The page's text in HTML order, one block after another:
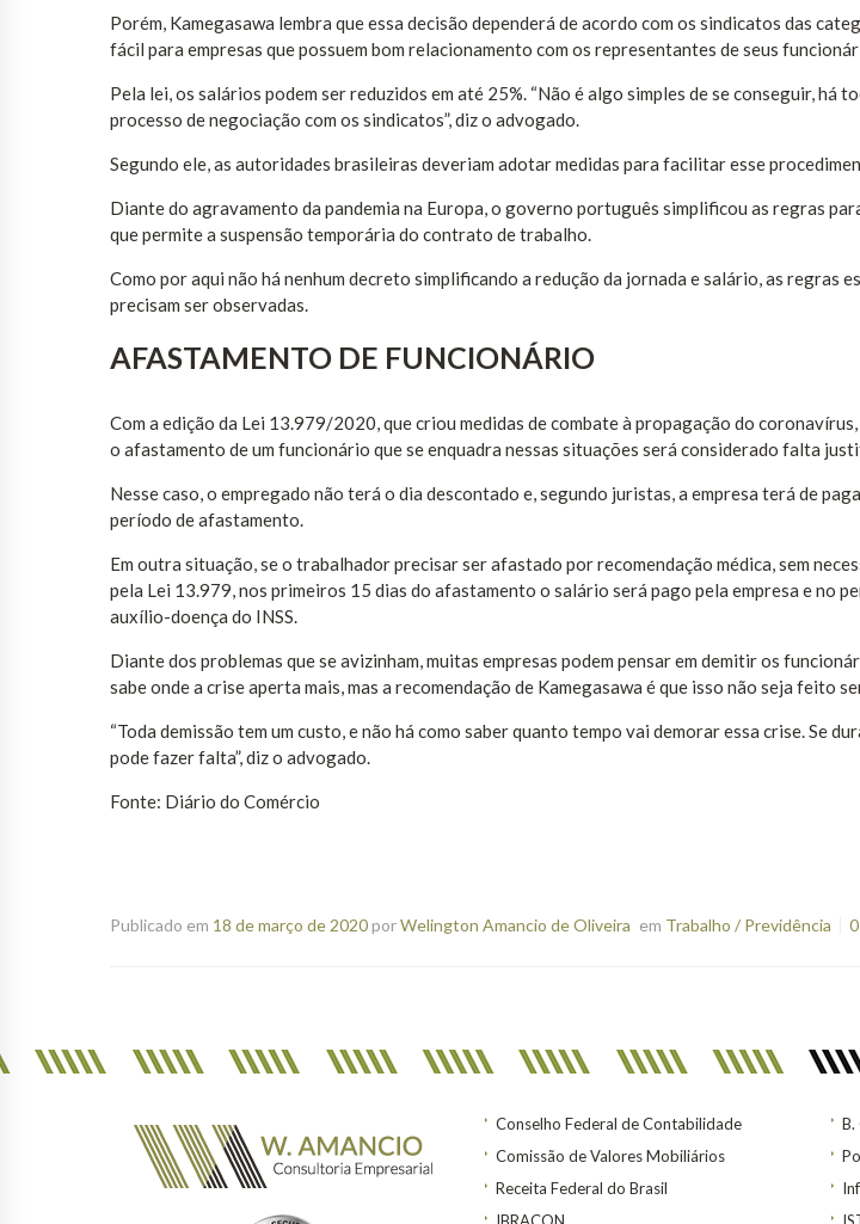
Porém, Kamegasawa lembra que essa decisão dependerá de acordo com os sindicatos das
fácil para empresas que possuem bom relacionamento com os representantes de seus
Pela lei, os salários podem ser reduzidos em até 25%. “Não é algo simples de se conseguir, há
processo de negociação com os sindicatos”, diz o advogado.
Segundo ele, as autoridades brasileiras deveriam adotar medidas para facilitar esse
Diante do agravamento da pandemia na Europa, o governo português simplificou as regras
que permite a suspensão temporária do contrato de trabalho.
Como por aqui não há nenhum decreto simplificando a redução da jornada e salário, as regras
precisam ser observadas.
AFASTAMENTO DE FUNCIONÁRIO
Com a edição da Lei 13.979/2020, que criou medidas de combate à propagação do
o afastamento de um funcionário que se enquadra nessas situações será considerado falta
Nesse caso, o empregado não terá o dia descontado e, segundo juristas, a empresa terá de
período de afastamento.
Em outra situação, se o trabalhador precisar ser afastado por recomendação médica, sem
pela Lei 13.979, nos primeiros 15 dias do afastamento o salário será pago pela empresa e no
auxílio-doença do INSS.
Diante dos problemas que se avizinham, muitas empresas podem pensar em demitir os
sabe onde a crise aperta mais, mas a recomendação de Kamegasawa é que isso não seja feito
“Toda demissão tem um custo, e não há como saber quanto tempo vai demorar essa crise. Se
pode fazer falta”, diz o advogado.
Fonte: Diário do Comércio
Publicado em 18 de março de 2020porWelington Amancio de Oliveira em Trabalho / Previdência
Conselho Federal de Contabilidade
Comissão de Valores Mobiliários
Receita Federal do Brasil
B.